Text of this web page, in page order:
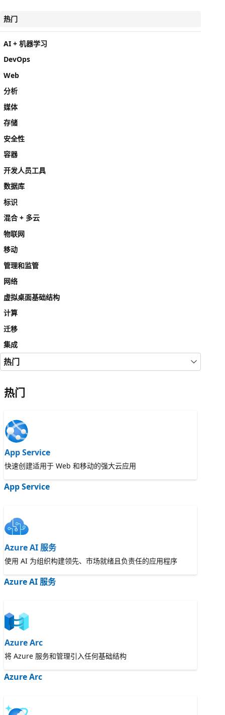
热门
AI + 机器学习
DevOps
Web
分析
媒体
存储
安全性
容器
开发人员工具
数据库
标识
混合 + 多云
物联网
移动
管理和监管
网络
虚拟桌面基础结构
计算
迁移
集成
热门
热门
App Service
快速创建适用于 Web 和移动的强大云应用
App Service
Azure AI 服务
使用 AI 为组织构建领先、市场就绪且负责任的应用程序
Azure AI 服务
Azure Arc
将 Azure 服务和管理引入任何基础结构
Azure Arc